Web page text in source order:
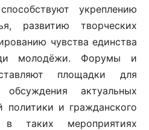
укреплению
развитию творческих
чувства единства
молодёжи. Форумы и
площадки для
актуальных
политики и гражданского
в таких мероприятиях